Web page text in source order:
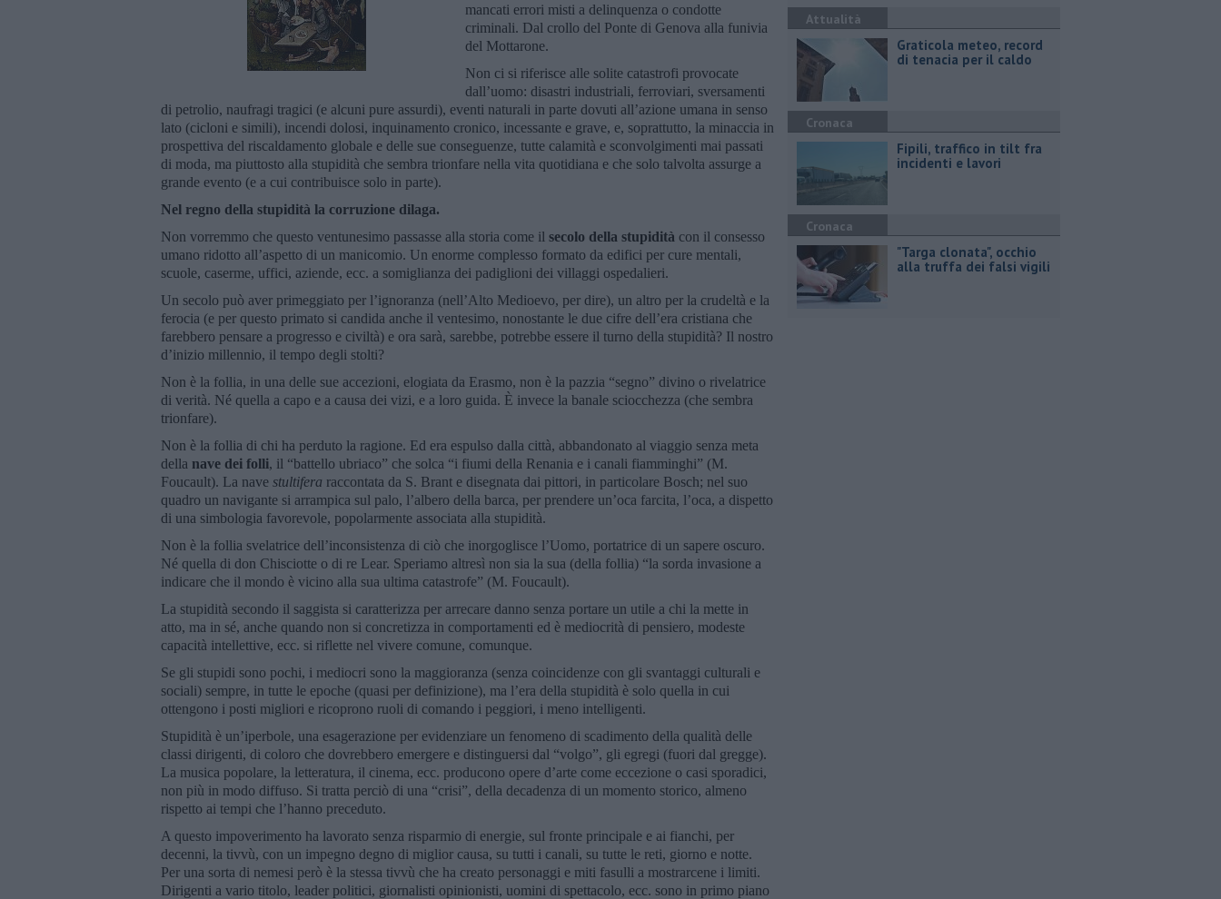
mancati errori misti a delinquenza o condotte
criminali. Dal crollo del Ponte di Genova alla funivia
del Mottarone.
Non ci si riferisce alle solite catastrofi provocate
dall’uomo: disastri industriali, ferroviari, sversamenti
di petrolio, naufragi tragici (e alcuni pure assurdi), eventi naturali in parte dovuti all’azione umana in senso
lato (cicloni e simili), incendi dolosi, inquinamento cronico, incessante e grave, e, soprattutto, la minaccia in
prospettiva del riscaldamento globale e delle sue conseguenze, tutte calamità e sconvolgimenti mai passati
di moda, ma piuttosto alla stupidità che sembra trionfare nella vita quotidiana e che solo talvolta assurge a
grande evento (e a cui contribuisce solo in parte).
Nel regno della stupidità la corruzione dilaga.
Non vorremmo che questo ventunesimo passasse alla storia come il secolo della stupidità con il consesso
umano ridotto all’aspetto di un manicomio. Un enorme complesso formato da edifici per cure mentali,
scuole, caserme, uffici, aziende, ecc. a somiglianza dei padiglioni dei villaggi ospedalieri.
Un secolo può aver primeggiato per l’ignoranza (nell’Alto Medioevo, per dire), un altro per la crudeltà e la
ferocia (e per questo primato si candida anche il ventesimo, nonostante le due cifre dell’era cristiana che
farebbero pensare a progresso e civiltà) e ora sarà, sarebbe, potrebbe essere il turno della stupidità? Il nostro
d’inizio millennio, il tempo degli stolti?
Non è la follia, in una delle sue accezioni, elogiata da Erasmo, non è la pazzia “segno” divino o rivelatrice
di verità. Né quella a capo e a causa dei vizi, e a loro guida. È invece la banale sciocchezza (che sembra
trionfare).
Non è la follia di chi ha perduto la ragione. Ed era espulso dalla città, abbandonato al viaggio senza meta
della nave dei folli, il “battello ubriaco” che solca “i fiumi della Renania e i canali fiamminghi” (M.
Foucault). La nave stultifera raccontata da S. Brant e disegnata dai pittori, in particolare Bosch; nel suo
quadro un navigante si arrampica sul palo, l’albero della barca, per prendere un’oca farcita, l’oca, a dispetto
di una simbologia favorevole, popolarmente associata alla stupidità.
Non è la follia svelatrice dell’inconsistenza di ciò che inorgoglisce l’Uomo, portatrice di un sapere oscuro.
Né quella di don Chisciotte o di re Lear. Speriamo altresì non sia la sua (della follia) “la sorda invasione a
indicare che il mondo è vicino alla sua ultima catastrofe” (M. Foucault).
La stupidità secondo il saggista si caratterizza per arrecare danno senza portare un utile a chi la mette in
atto, ma in sé, anche quando non si concretizza in comportamenti ed è mediocrità di pensiero, modeste
capacità intellettive, ecc. si riflette nel vivere comune, comunque.
Se gli stupidi sono pochi, i mediocri sono la maggioranza (senza coincidenze con gli svantaggi culturali e
sociali) sempre, in tutte le epoche (quasi per definizione), ma l’era della stupidità è solo quella in cui
ottengono i posti migliori e ricoprono ruoli di comando i peggiori, i meno intelligenti.
Stupidità è un’iperbole, una esagerazione per evidenziare un fenomeno di scadimento della qualità delle
classi dirigenti, di coloro che dovrebbero emergere e distinguersi dal “volgo”, gli egregi (fuori dal gregge).
La musica popolare, la letteratura, il cinema, ecc. producono opere d’arte come eccezione o casi sporadici,
non più in modo diffuso. Si tratta perciò di una “crisi”, della decadenza di un momento storico, almeno
rispetto ai tempi che l’hanno preceduto.
A questo impoverimento ha lavorato senza risparmio di energie, sul fronte principale e ai fianchi, per
decenni, la tivvù, con un impegno degno di miglior causa, su tutti i canali, su tutte le reti, giorno e notte.
Per una sorta di nemesi però è la stessa tivvù che ha creato personaggi e miti fasulli a mostrarcene i limiti.
Dirigenti a vario titolo, leader politici, giornalisti opinionisti, uomini di spettacolo, ecc. sono in primo piano
Attualità
Graticola meteo, record
di tenacia per il caldo
Cronaca
Fipili, traffico in tilt fra
incidenti e lavori
Cronaca
"Targa clonata", occhio
alla truffa dei falsi vigili